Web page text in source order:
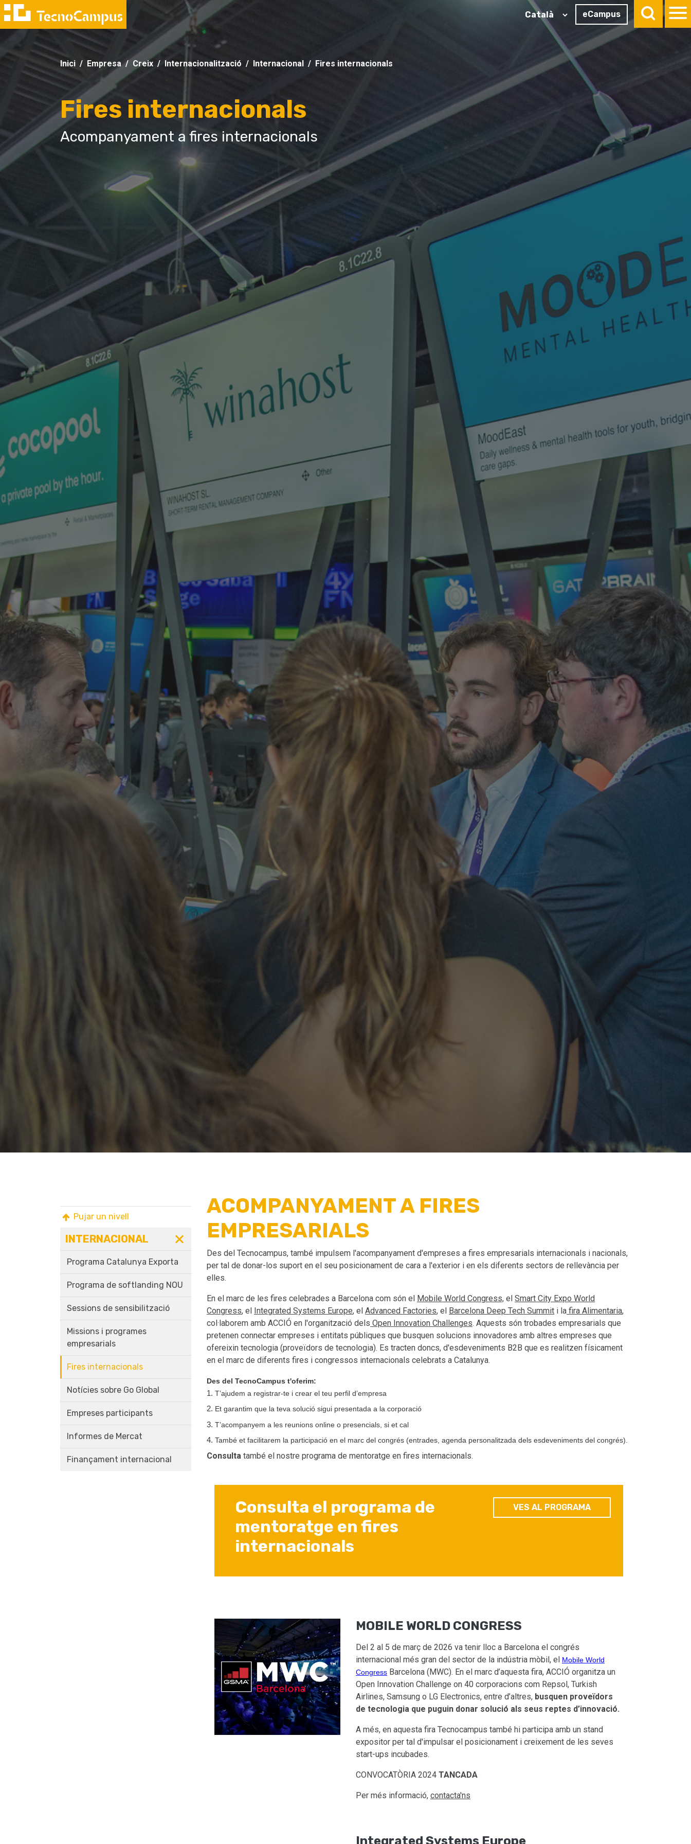
eCampus
Inici Empresa Creix Internacionalització Internacional Fires internacionals
Fires internacionals
Acompanyament a fires internacionals
Pujar un nivell
INTERNACIONAL
Programa Catalunya Exporta
Programa de softlanding NOU
Sessions de sensibilització
Missions i programes
empresarials
Fires internacionals
Notícies sobre Go Global
Empreses participants
Informes de Mercat
Finançament internacional
ACOMPANYAMENT A FIRES
EMPRESARIALS
Des del Tecnocampus, també impulsem l'acompanyament d'empreses a fires empresarials internacionals i nacionals,
per tal de donar-los suport en el seu posicionament de cara a l'exterior i en els diferents sectors de rellevància per
elles.
En el marc de les fires celebrades a Barcelona com són el Mobile World Congress, el Smart City Expo World
Congress, el Integrated Systems Europe, el Advanced Factories, el Barcelona Deep Tech Summit i la fira Alimentaria,
col·laborem amb ACCIÓ en l'organització dels Open Innovation Challenges. Aquests són trobades empresarials que
pretenen connectar empreses i entitats públiques que busquen solucions innovadores amb altres empreses que
ofereixin tecnologia (proveïdors de tecnologia). Es tracten doncs, d'esdeveniments B2B que es realitzen físicament
en el marc de diferents fires i congressos internacionals celebrats a Catalunya.
Des del TecnoCampus t'oferim:
T’ajudem a registrar-te i crear el teu perfil d’empresa
Et garantim que la teva solució sigui presentada a la corporació
T’acompanyem a les reunions online o presencials, si et cal
També et facilitarem la participació en el marc del congrés (entrades, agenda personalitzada dels esdeveniments del congrés).
Consulta també el nostre programa de mentoratge en fires internacionals.
Consulta el programa de
mentoratge en fires
internacionals
VES AL PROGRAMA
MOBILE WORLD CONGRESS
Del 2 al 5 de març de 2026 va tenir lloc a Barcelona el congrés
internacional més gran del sector de la indústria mòbil, el Mobile World
CongressBarcelona (MWC). En el marc d’aquesta fira, ACCIÓ organitza un
Open Innovation Challenge on 40 corporacions com Repsol, Turkish
Airlines, Samsung o LG Electronics, entre d’altres, busquen proveïdors
de tecnologia que puguin donar solució als seus reptes d’innovació.
A més, en aquesta fira Tecnocampus també hi participa amb un stand
expositor per tal d'impulsar el posicionament i creixement de les seves
start-ups incubades.
CONVOCATÒRIA 2024 TANCADA
Per més informació, contacta'ns
Integrated Systems Europe